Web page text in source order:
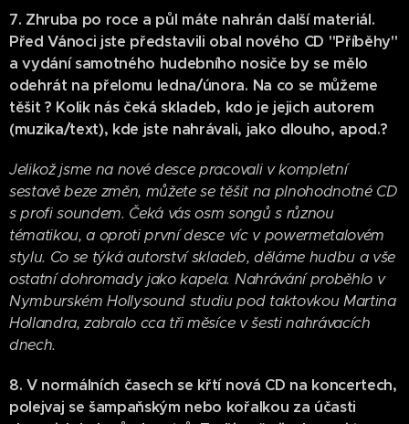
7. Zhruba po roce a půl máte nahrán další materiál.
Před Vánoci jste představili obal nového CD "Příběhy"
a vydání samotného hudebního nosiče by se mělo
odehrát na přelomu ledna/února. Na co se můžeme
těšit ? Kolik nás čeká skladeb, kdo je jejich autorem
(muzika/text), kde jste nahrávali, jako dlouho, apod.?
Jelikož jsme na nové desce pracovali v kompletní
sestavě beze změn, můžete se těšit na plnohodnotné CD
s profi soundem. Čeká vás osm songů s různou
tématikou, a oproti první desce víc v powermetalovém
stylu. Co se týká autorství skladeb, děláme hudbu a vše
ostatní dohromady jako kapela. Nahrávání proběhlo v
Nymburském Hollysound studiu pod taktovkou Martina
Hollandra, zabralo cca tři měsíce v šesti nahrávacích
dnech.
8. V normálních časech se křtí nová CD na koncertech,
polejvaj se šampaňským nebo kořalkou za účasti